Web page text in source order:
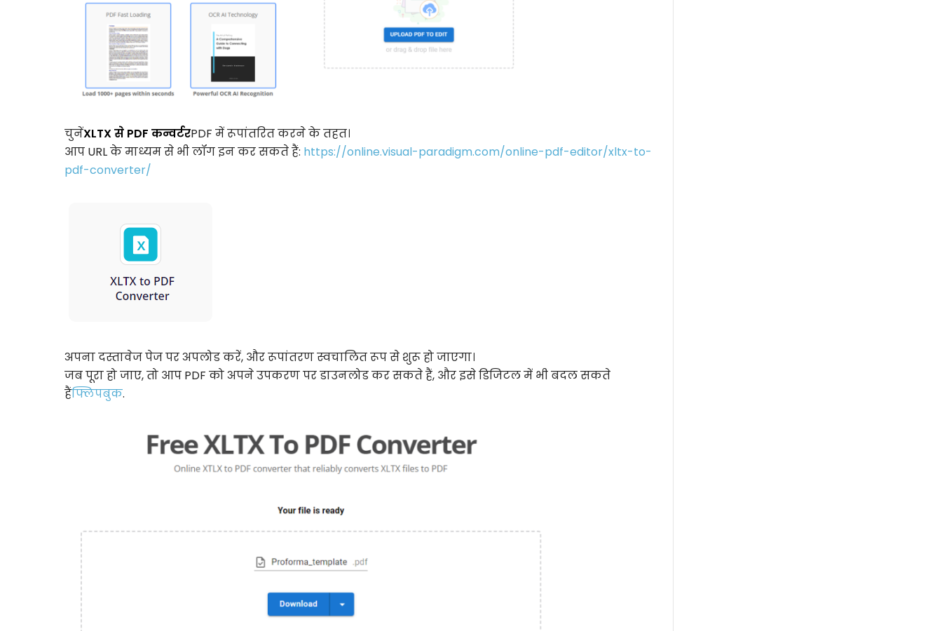
चुनेंXLTX से PDF कन्वर्टरPDF में रूपांतरित करने के तहत।
आप URL के माध्यम से भी लॉग इन कर सकते हैं: https://online.visual-paradigm.com/online-pdf-editor/xltx-to-
pdf-converter/
अपना दस्तावेज पेज पर अपलोड करें, और रूपांतरण स्वचालित रूप से शुरू हो जाएगा।
जब पूरा हो जाए, तो आप PDF को अपने उपकरण पर डाउनलोड कर सकते हैं, और इसे डिजिटल में भी बदल सकते
हैंफ्लिपबुक.